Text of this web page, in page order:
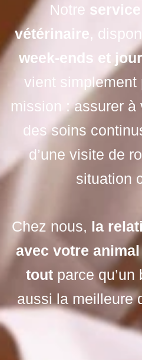
Notre
vétérinaire,
week-ends et
vient simplement
mission : assurer
des soins
d’une visite de
situation
Chez nous, la
avec votre
tout parce qu’un
aussi la meilleure